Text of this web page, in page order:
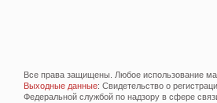
Все права защищены. Любое использование
Выходные данные: Свидетельство о
Федеральной службой по надзору в сфере